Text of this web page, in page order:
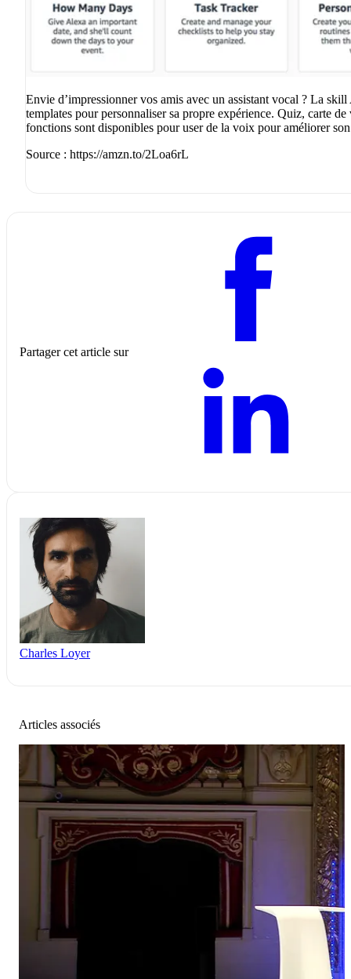
Envie d’impressionner vos amis avec un assistant vocal ? La
templates pour personnaliser sa propre expérience. Quiz, carte
fonctions sont disponibles pour user de la voix pour améliorer
Source : https://amzn.to/2Loa6rL
Partager cet article sur
Charles Loyer
Articles associés